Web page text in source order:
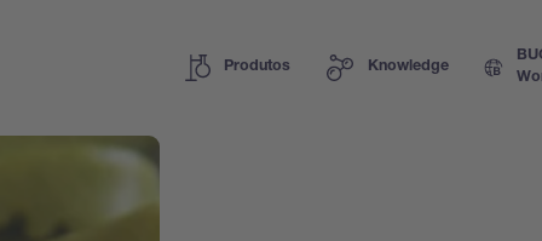
Produtos Knowledge